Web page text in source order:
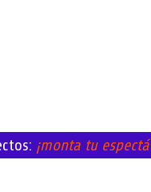
¡monta tu